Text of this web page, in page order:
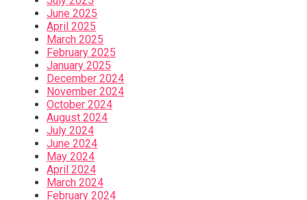
June 2025
April 2025
March 2025
February 2025
January 2025
December 2024
November 2024
October 2024
August 2024
July 2024
June 2024
May 2024
April 2024
March 2024
February 2024